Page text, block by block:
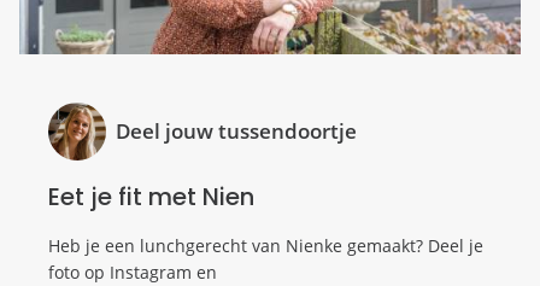
Deel jouw tussendoortje
Eet je fit met Nien
Heb je een lunchgerecht van Nienke gemaakt? Deel je
foto op Instagram en